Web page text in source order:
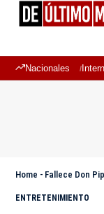
Nacionales
Home - Fallece Don
ENTRETENIMIENTO